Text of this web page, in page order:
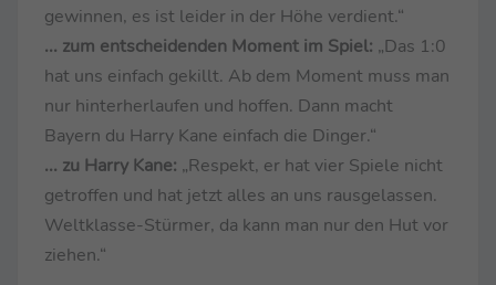
gewinnen, es ist leider in der Höhe verdient.“
... zum entscheidenden Moment im Spiel: „Das 1:0
hat uns einfach gekillt. Ab dem Moment muss man
nur hinterherlaufen und hoffen. Dann macht
Bayern du Harry Kane einfach die Dinger.“
... zu Harry Kane: „Respekt, er hat vier Spiele nicht
getroffen und hat jetzt alles an uns rausgelassen.
Weltklasse-Stürmer, da kann man nur den Hut vor
ziehen.“